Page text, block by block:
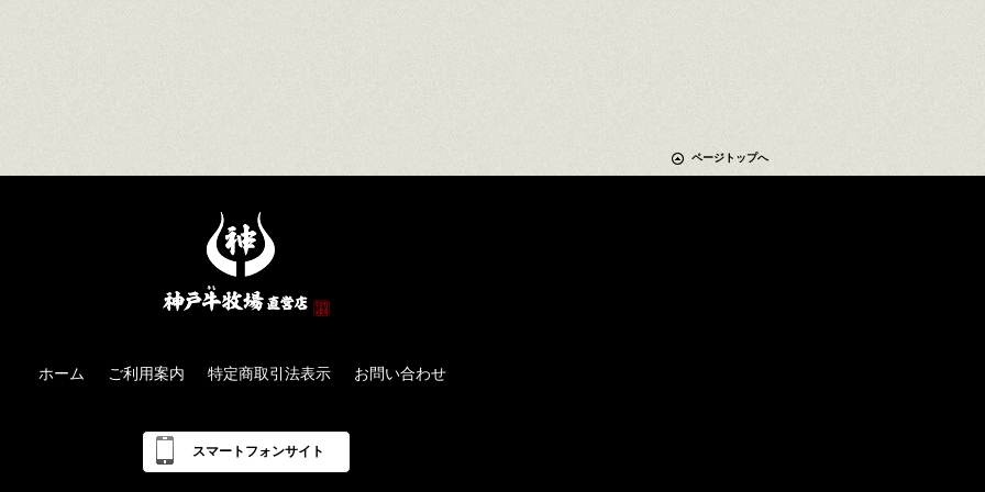
ページトップへ
ホーム ご利用案内 特定商取引法表示 お問い合わせ
スマートフォンサイト